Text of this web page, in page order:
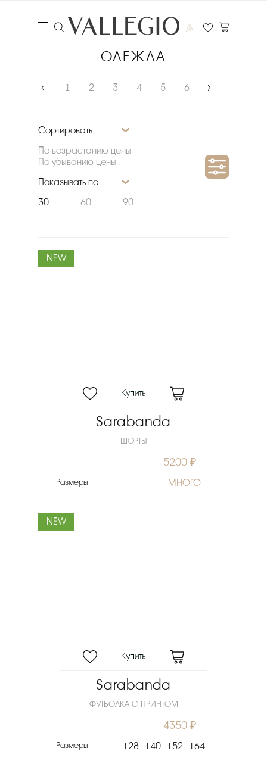
ОДЕЖДА
‹ 1 2 3 4 5 6 ›
Сортировать
По возрастанию цены
По убыванию цены
Показывать по
30
60 90
NEW
Sarabanda
ШОРТЫ
5200 ₽
Размеры МНОГО
NEW
Sarabanda
ФУТБОЛКА С ПРИНТОМ
4350 ₽
Размеры 128 140 152 164